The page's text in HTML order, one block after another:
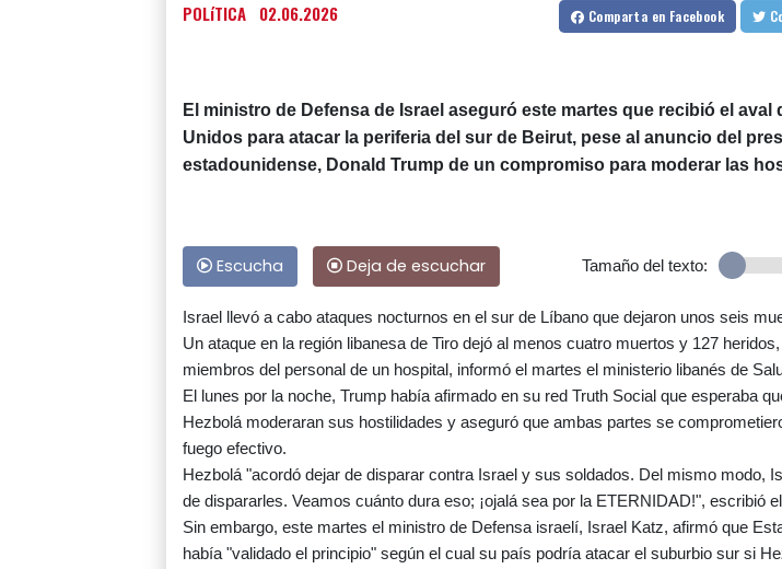
POLíTICA 02.06.2026 Comparta en Facebook
El ministro de Defensa de Israel aseguró este martes que recibió el aval
Unidos para atacar la periferia del sur de Beirut, pese al anuncio del
estadounidense, Donald Trump de un compromiso para moderar las
Escucha Deja de escuchar Tamaño del texto:
Israel llevó a cabo ataques nocturnos en el sur de Líbano que dejaron unos seis
Un ataque en la región libanesa de Tiro dejó al menos cuatro muertos y 127
miembros del personal de un hospital, informó el martes el ministerio libanés de
El lunes por la noche, Trump había afirmado en su red Truth Social que esperaba
Hezbolá moderaran sus hostilidades y aseguró que ambas partes se
fuego efectivo.
Hezbolá "acordó dejar de disparar contra Israel y sus soldados. Del mismo modo,
de dispararles. Veamos cuánto dura eso; ¡ojalá sea por la ETERNIDAD!", escribió
Sin embargo, este martes el ministro de Defensa israelí, Israel Katz, afirmó que
había "validado el principio" según el cual su país podría atacar el suburbio sur si